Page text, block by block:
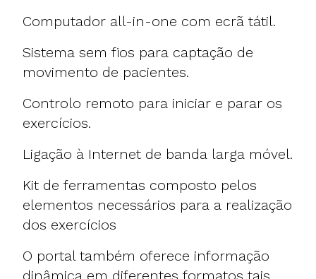
Computador all-in-one com ecrã tátil.
Sistema sem fios para captação de
movimento de pacientes.
Controlo remoto para iniciar e parar os
exercícios.
Ligação à Internet de banda larga móvel.
Kit de ferramentas composto pelos
elementos necessários para a realização
dos exercícios
O portal também oferece informação
dinâmica em diferentes formatos tais